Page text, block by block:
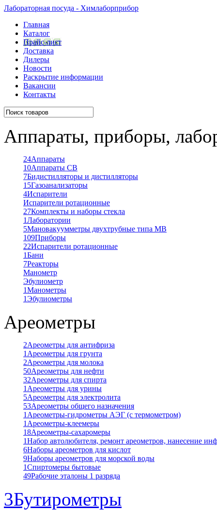
Лабораторная посуда - Химлаборприбор
Главная
Каталог
Прайс-лист
Доставка
Дилеры
Новости
Раскрытие информации
Вакансии
Контакты
Аппараты, приборы,
24Аппараты
10Аппараты СВ
7Бидистилляторы и дистилляторы
15Газоанализаторы
4Испарители
Испарители ротационные
27Комплекты и наборы стекла
1Лаборатории
5Мановакуумметры двухтрубные типа МВ
109Приборы
22Испарители ротационные
1Бани
7Реакторы
Манометр
Эбулиометр
1Манометры
1Эбулиометры
Ареометры
2Ареометры для антифриза
1 Ареометры для грунта
2Ареометры для молока
50Ареометры для нефти
32Ареометры для спирта
1 Ареометры для урины
5Ареометры для электролита
53Ареометры общего назначения
1 Ареометры-гидрометры АЭГ (с термометром)
1 Ареометры-клеемеры
18Ареометры-сахаромеры
1Набор автолюбителя, ремонт ареометров, нанесение
6Наборы ареометров для кислот
9Наборы ареометров для морской воды
1Спиртомеры бытовые
49Рабочие эталоны 1 разряда
3Бутирометры